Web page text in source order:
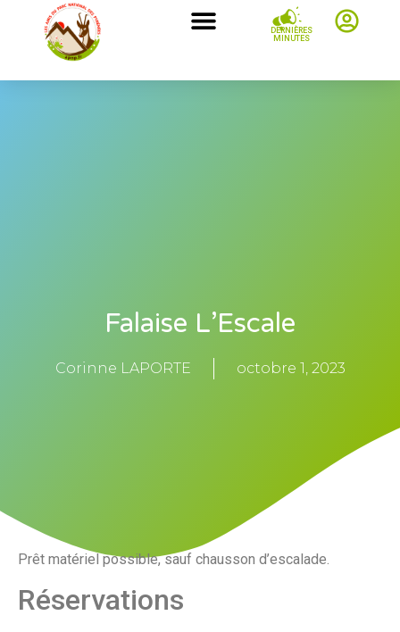
DERNIÈRES
MINUTES
Falaise L’Escale
Corinne LAPORTE octobre 1, 2023
Prêt matériel possible, sauf chausson d’escalade.
Réservations